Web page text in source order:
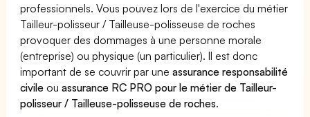
professionnels. Vous pouvez lors de l'exercice du métier
Tailleur-polisseur / Tailleuse-polisseuse de roches
provoquer des dommages à une personne morale
(entreprise) ou physique (un particulier). Il est donc
important de se couvrir par uneassurance responsabilité
civile ouassurance RC PRO pour le métier de Tailleur-
polisseur / Tailleuse-polisseuse de roches.